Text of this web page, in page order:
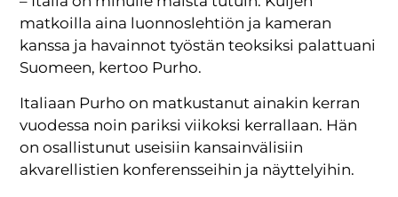
matkoilla aina luonnoslehtiön ja kameran
kanssa ja havainnot työstän teoksiksi palattuani
Suomeen, kertoo Purho.
Italiaan Purho on matkustanut ainakin kerran
vuodessa noin pariksi viikoksi kerrallaan. Hän
on osallistunut useisiin kansainvälisiin
akvarellistien konferensseihin ja näyttelyihin.